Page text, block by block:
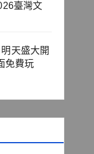
臺灣文
天盛大開
免費玩